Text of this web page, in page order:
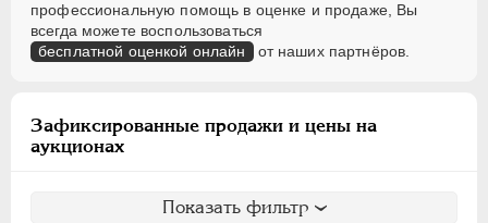
профессиональную помощь в оценке и продаже, Вы
всегда можете воспользоваться
бесплатной оценкой онлайн от наших партнёров.
Зафиксированные продажи и цены на
аукционах
Показать фильтр